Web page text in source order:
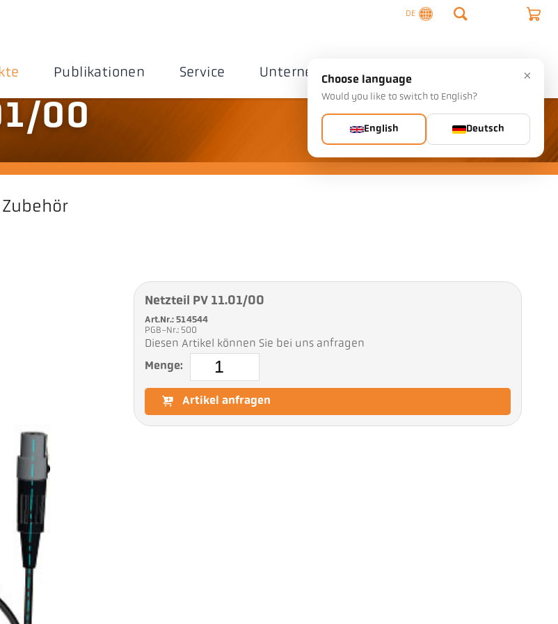
DE
Publikationen Service Unternehmen Kontakte
00
Zubehör
Netzteil PV 11.01/00
Art.Nr.: 514544
PGB-Nr.: 500
Diesen Artikel können Sie bei uns anfragen
Menge:
Artikel anfragen
×
Choose language
Would you like to switch to English?
English Deutsch